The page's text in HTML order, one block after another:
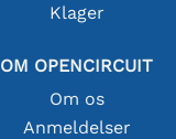
Klager
OM OPENCIRCUIT
Om os
Anmeldelser